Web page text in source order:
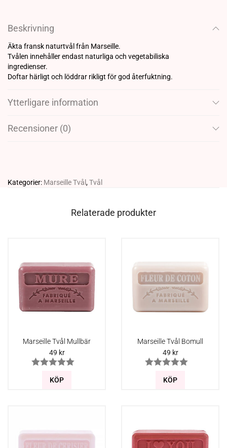
Beskrivning
Äkta fransk naturtvål från Marseille.
Tvålen innehåller endast naturliga och vegetabiliska
ingredienser.
Doftar härligt och löddrar rikligt för god återfuktning.
Ytterligare information
Recensioner (0)
Kategorier: Marseille Tvål ,Tvål
Relaterade produkter
Marseille Tvål Mullbär
49 kr
KÖP
Marseille Tvål Bomull
49 kr
KÖP